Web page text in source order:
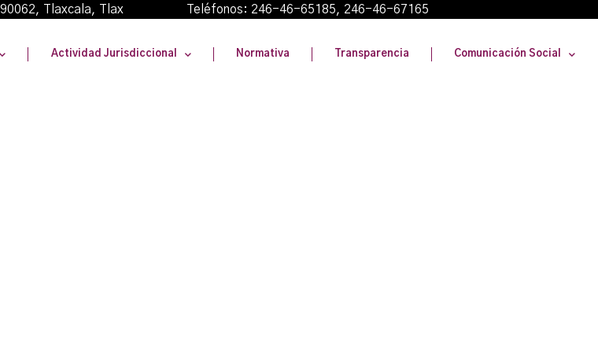
90062, Tlaxcala, Tlax Teléfonos: 246-46-65185, 246-46-67165
Actividad Jurisdiccional Normativa Transparencia Comunicación Social